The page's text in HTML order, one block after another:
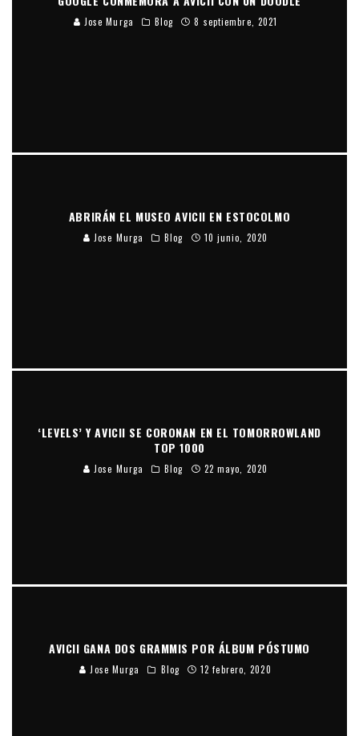
Jose Murga Blog 8 septiembre, 2021
ABRIRÁN EL MUSEO AVICII EN ESTOCOLMO
Jose Murga Blog 10 junio, 2020
‘LEVELS’ Y AVICII SE CORONAN EN EL TOMORROWLAND
TOP 1000
Jose Murga Blog 22 mayo, 2020
AVICII GANA DOS GRAMMIS POR ÁLBUM PÓSTUMO
Jose Murga Blog 12 febrero, 2020